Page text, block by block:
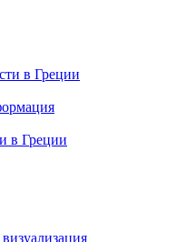
в Греции
в Греции